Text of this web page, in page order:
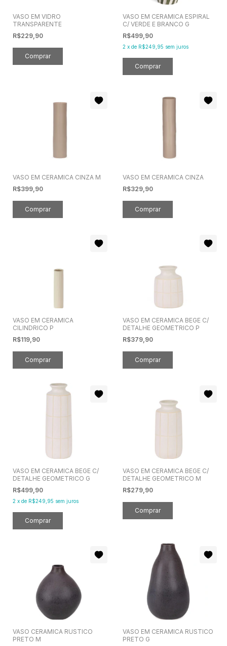
VASO EM VIDRO
TRANSPARENTE
R$229,90
VASO EM CERAMICA ESPIRAL
C/ VERDE E BRANCO G
R$499,90
2 x de R$249,95 sem juros
VASO EM CERAMICA CINZA M
R$399,90
VASO EM CERAMICA CINZA
R$329,90
VASO EM CERAMICA
CILINDRICO P
R$119,90
VASO EM CERAMICA BEGE C/
DETALHE GEOMETRICO P
R$379,90
VASO EM CERAMICA BEGE C/
DETALHE GEOMETRICO G
R$499,90
2 x de R$249,95 sem juros
VASO EM CERAMICA BEGE C/
DETALHE GEOMETRICO M
R$279,90
VASO CERAMICA RUSTICO
PRETO M
VASO EM CERAMICA RUSTICO
PRETO G